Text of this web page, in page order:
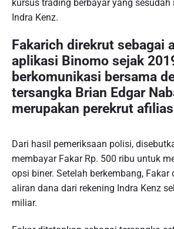
kursus trading berbayar yang
Indra Kenz.
Fakarich direkrut sebagai
aplikasi Binomo sejak
berkomunikasi bersama
tersangka Brian Edgar
merupakan perekrut
Dari hasil pemeriksaan polisi,
membayar Fakar Rp. 500 ribu untuk
opsi biner. Setelah berkembang, Fakar
aliran dana dari rekening Indra Kenz
miliar.